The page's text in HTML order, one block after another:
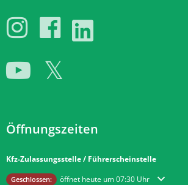
Öffnungszeiten
Kfz-Zulassungsstelle / Führerscheinstelle
Klicken, um weitere Öffnungs- oder Schließzeiten
Geschlossen: öffnet heute um 07:30 Uhr